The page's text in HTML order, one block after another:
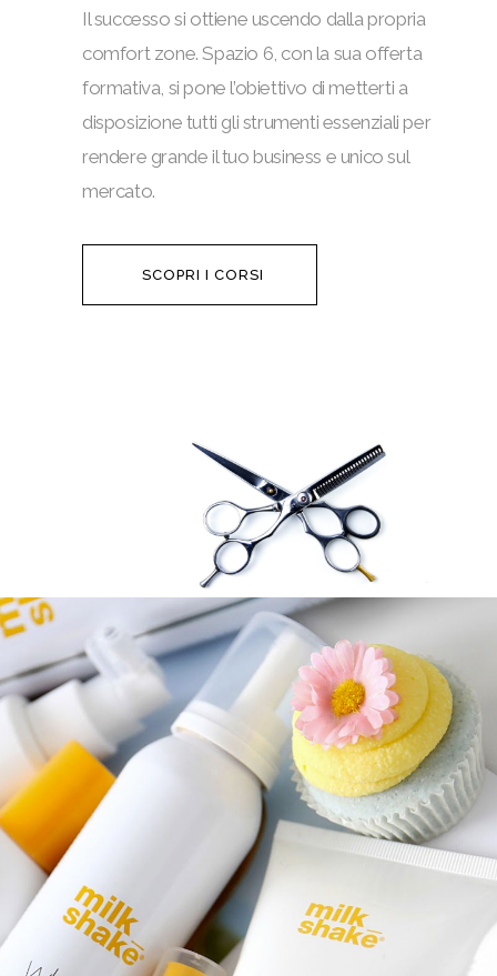
Il successo si ottiene uscendo dalla propria
comfort zone. Spazio 6, con la sua offerta
formativa, si pone l’obiettivo di metterti a
disposizione tutti gli strumenti essenziali per
rendere grande il tuo business e unico sul
mercato.
SCOPRI I CORSI